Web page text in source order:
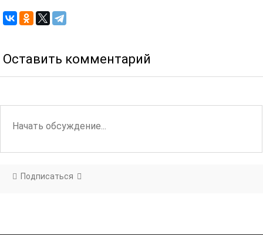
Оставить комментарий
Подписаться